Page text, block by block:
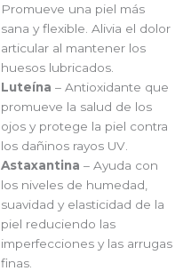
Promueve una piel más
sana y flexible. Alivia el dolor
articular al mantener los
huesos lubricados.
Luteína – Antioxidante que
promueve la salud de los
ojos y protege la piel contra
los dañinos rayos UV.
Astaxantina – Ayuda con
los niveles de humedad,
suavidad y elasticidad de la
piel reduciendo las
imperfecciones y las arrugas
finas.